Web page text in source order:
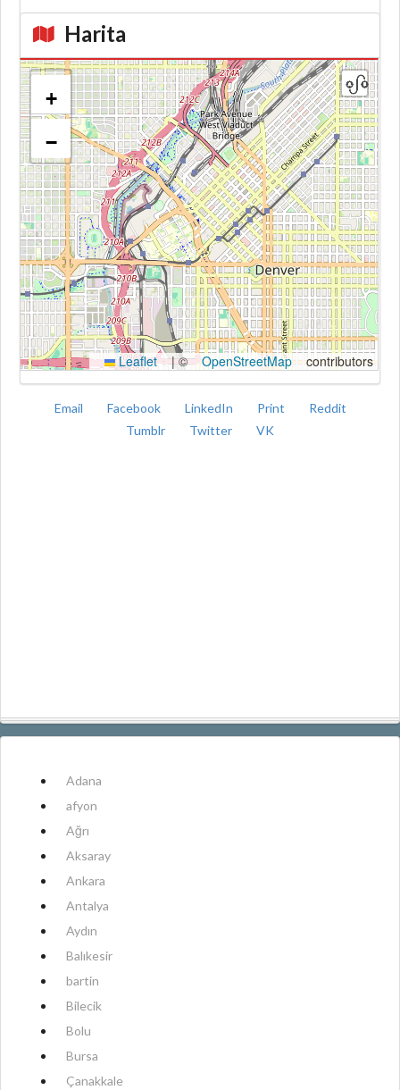
Harita
Kroki
+
−
Leaflet |© OpenStreetMap contributors
Email Facebook LinkedIn Print
Reddit
Tumblr
Twitter VK
Adana
afyon
Ağrı
Aksaray
Ankara
Antalya
Aydın
Balıkesir
bartin
Bilecik
Bolu
Bursa
Çanakkale